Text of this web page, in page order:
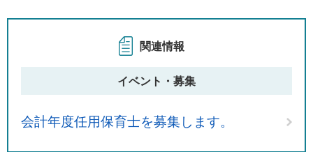
関連情報
イベント・募集
会計年度任用保育士を募集します。